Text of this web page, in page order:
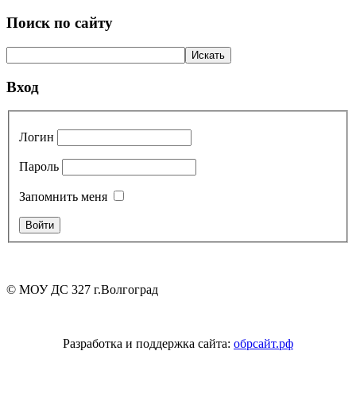
Поиск по сайту
Вход
Логин
Пароль
Запомнить меня
© МОУ ДС 327 г.Волгоград
Разработка и поддержка сайта: обрсайт.рф